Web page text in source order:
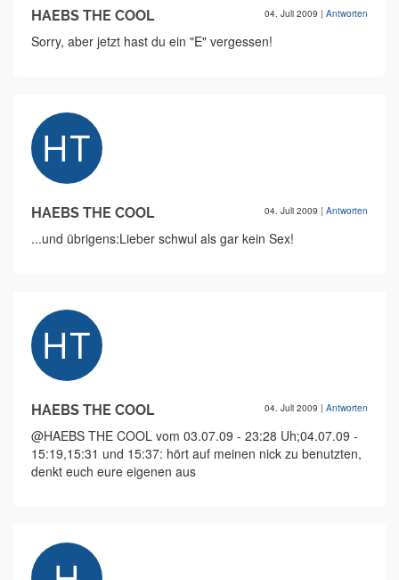
HAEBS THE COOL 04. Juli 2009 | Antworten
Sorry, aber jetzt hast du ein "E" vergessen!
HAEBS THE COOL 04. Juli 2009 | Antworten
...und übrigens:Lieber schwul als gar kein Sex!
HAEBS THE COOL 04. Juli 2009 | Antworten
@HAEBS THE COOL vom 03.07.09 - 23:28 Uh;04.07.09 -
15:19,15:31 und 15:37: hört auf meinen nick zu benutzten,
denkt euch eure eigenen aus